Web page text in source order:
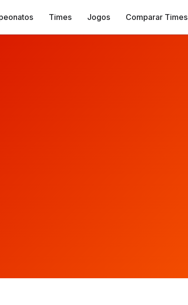
Times Jogos Comparar Times